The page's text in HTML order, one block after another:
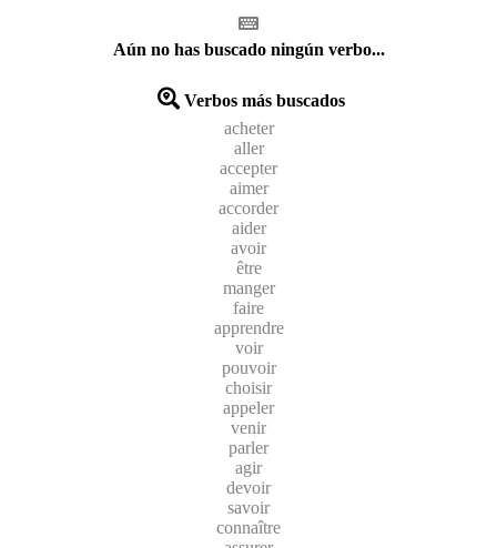
Aún no has buscado ningún verbo...
Verbos más buscados
acheter
aller
accepter
aimer
accorder
aider
avoir
être
manger
faire
apprendre
voir
pouvoir
choisir
appeler
venir
parler
agir
devoir
savoir
connaître